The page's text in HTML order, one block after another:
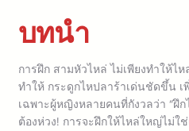
บทนำ
การฝึก สามหัวไหล่ ไม่เพียงทำให้ไ
ทำให้ กระดูกไหปลาร้าเด่นชัดขึ้น เ
เฉพาะผู้หญิงหลายคนที่กังวลว่า “ฝึ
ต้องห่วง! การจะฝึกให้ไหล่ใหญ่ไม่ใช่